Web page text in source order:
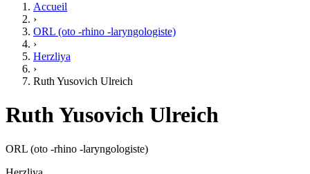
Accueil
›
ORL (oto -rhino -laryngologiste)
›
Herzliya
›
Ruth Yusovich Ulreich
Ruth Yusovich Ulreich
ORL (oto -rhino -laryngologiste)